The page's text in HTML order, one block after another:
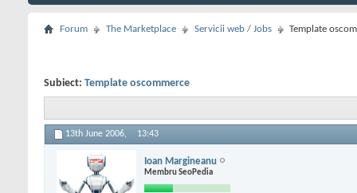
Forum The Marketplace Servicii web / Jobs Template
Subiect: Template oscommerce
13th June 2006, 13:43
Ioan Margineanu
Membru SeoPedia